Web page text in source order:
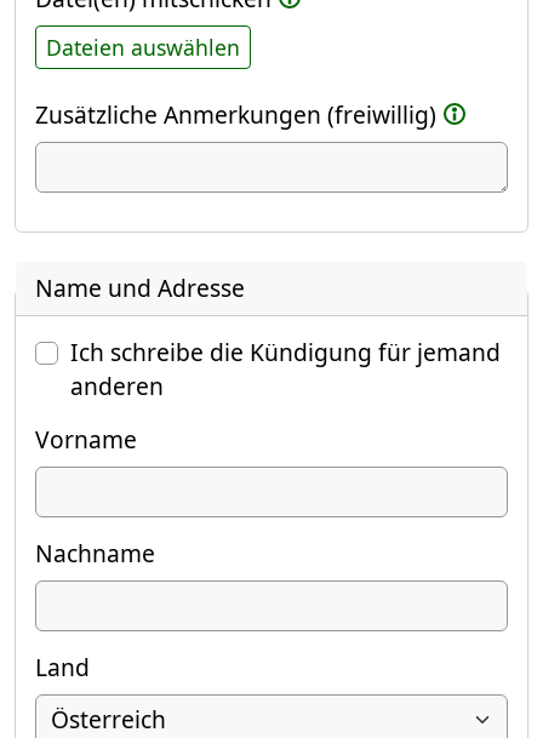
Dateien auswählen
Zusätzliche Anmerkungen (freiwillig)
Name und Adresse
Ich schreibe die Kündigung für jemand
anderen
Vorname
Nachname
Land